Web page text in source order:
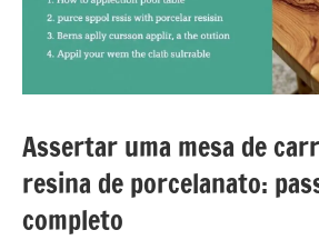
passo
criatividade
resina.
Explore
dicas
inspirações
sobre
Assertar uma mesa de
resina de porcelanato:
completo